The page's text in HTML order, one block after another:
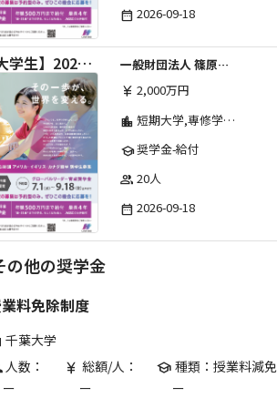
date_range 2026-09-18
【大学生】2026年度 しのはら財団 アメリカ・イギリス・カナダ英語留学奨学金
一般財団法人 篠原欣子記念財団 (海外留学奨学金グループ)
currency_yen 2,000万円
location_city 短期大学,専修学校,高等専門学校,その他,高等学校,大学院,大学
school奨学金-給付
group 20人
date_range 2026-09-18
の他の奨学金
料免除制度
千葉大学
人数：
ー
currency_yen 総額/人：
ー
school 種類：授業料減免
ー